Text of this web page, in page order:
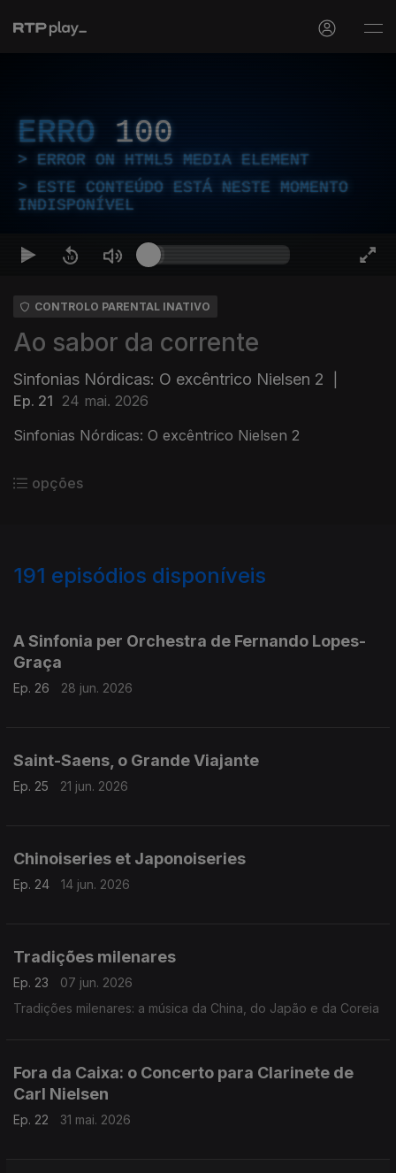
ERRO 100
ERROR ON HTML5 MEDIA ELEMENT
ESTE CONTEÚDO ESTÁ NESTE MOMENTO
INDISPONÍVEL
CONTROLO PARENTAL INATIVO
Ao sabor da corrente
Sinfonias Nórdicas: O excêntrico Nielsen 2
Ep. 21 24 mai. 2026
Sinfonias Nórdicas: O excêntrico Nielsen 2
opções
191 episódios disponíveis
A Sinfonia per Orchestra de Fernando Lopes-
Graça
Ep. 26 28 jun. 2026
Saint-Saens, o Grande Viajante
Ep. 25 21 jun. 2026
Chinoiseries et Japonoiseries
Ep. 24 14 jun. 2026
Tradições milenares
Ep. 23
07 jun. 2026
Tradições milenares: a música da China, do Japão e da Coreia
Fora da Caixa: o Concerto para Clarinete de
Carl Nielsen
Ep. 22 31 mai. 2026